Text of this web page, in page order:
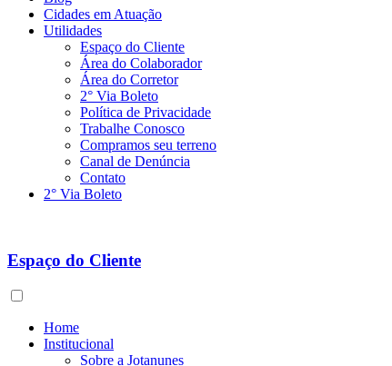
Cidades em Atuação
Utilidades
Espaço do Cliente
Área do Colaborador
Área do Corretor
2° Via Boleto
Política de Privacidade
Trabalhe Conosco
Compramos seu terreno
Canal de Denúncia
Contato
2° Via Boleto
Espaço do Cliente
Home
Institucional
Sobre a Jotanunes